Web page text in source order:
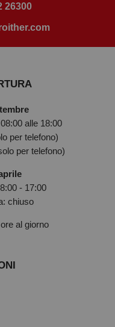
26300
alle 18:00
per telefono)
per telefono)
- 17:00
chiuso
al giorno